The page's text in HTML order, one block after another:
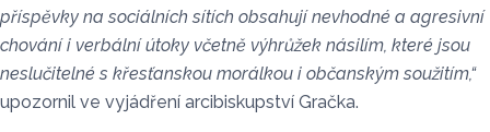
příspěvky na sociálních sítích obsahují nevhodné a agresivní
chování i verbální útoky včetně výhrůžek násilím, které jsou
neslučitelné s křesťanskou morálkou i občanským soužitím,“
upozornil ve vyjádření arcibiskupství Gračka.